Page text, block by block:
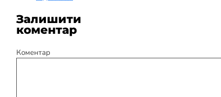
Залишити
коментар
Коментар